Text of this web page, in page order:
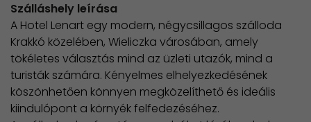
Szálláshely leírása
A Hotel Lenart egy modern, négycsillagos szálloda
Krakkó közelében, Wieliczka városában, amely
tökéletes választás mind az üzleti utazók, mind a
turisták számára. Kényelmes elhelyezkedésének
köszönhetően könnyen megközelíthető és ideális
kiindulópont a környék felfedezéséhez.